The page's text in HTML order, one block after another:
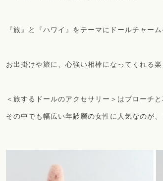
『旅』と『ハワイ』をテーマにドールチャー
お出掛けや旅に、心強い相棒になってくれる
＜旅するドールのアクセサリー＞はブローチと
その中でも幅広い年齢層の女性に人気なのが